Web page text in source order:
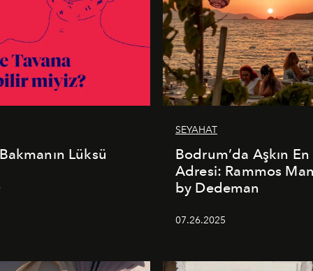
Lüksü
SEYAHAT
Bodrum’da Aşkın
Adresi: Rammos
by Dedeman
07.26.2025